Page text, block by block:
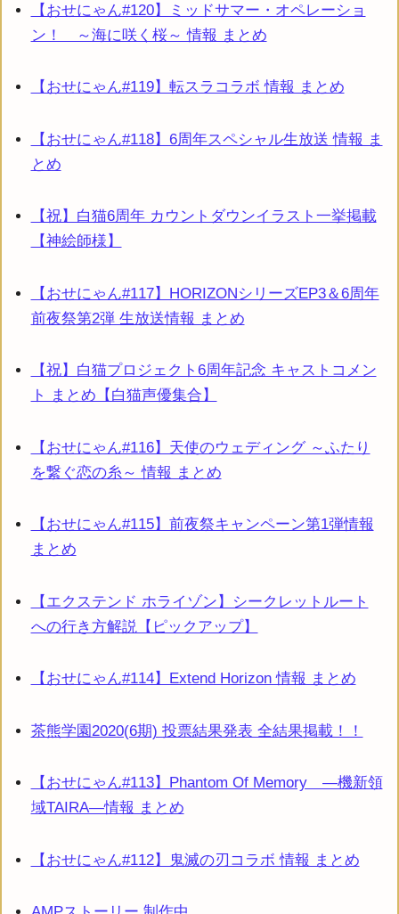
【おせにゃん#120】ミッドサマー・オペレーショ
ン！ ～海に咲く桜～ 情報 まとめ
【おせにゃん#119】転スラコラボ 情報 まとめ
【おせにゃん#118】6周年スペシャル生放送 情報 ま
とめ
【祝】白猫6周年 カウントダウンイラスト一挙掲載
【神絵師様】
【おせにゃん#117】HORIZONシリーズEP3＆6周年
前夜祭第2弾 生放送情報 まとめ
【祝】白猫プロジェクト6周年記念 キャストコメン
ト まとめ【白猫声優集合】
【おせにゃん#116】天使のウェディング ～ふたり
を繋ぐ恋の糸～ 情報 まとめ
【おせにゃん#115】前夜祭キャンペーン第1弾情報
まとめ
【エクステンド ホライゾン】シークレットルート
への行き方解説【ピックアップ】
【おせにゃん#114】Extend Horizon 情報 まとめ
茶熊学園2020(6期) 投票結果発表 全結果掲載！！
【おせにゃん#113】Phantom Of Memory ―機新領
域TAIRA―情報 まとめ
【おせにゃん#112】鬼滅の刃コラボ 情報 まとめ